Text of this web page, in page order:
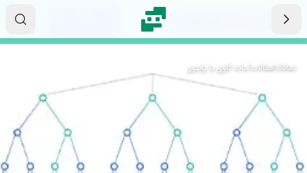
نماتک /مقالات داده کاوی با پایتون